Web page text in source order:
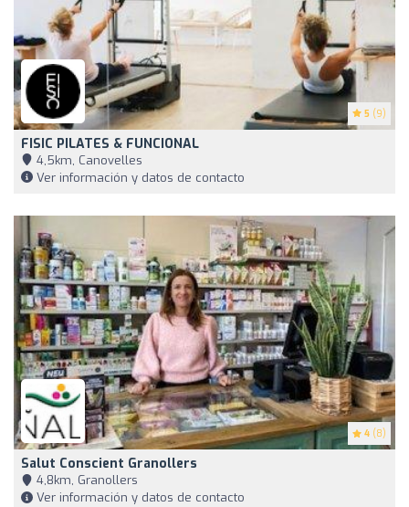
5 (9)
FISIC PILATES & FUNCIONAL
4,5km, Canovelles
Ver información y datos de contacto
4 (8)
Salut Conscient Granollers
4,8km, Granollers
Ver información y datos de contacto